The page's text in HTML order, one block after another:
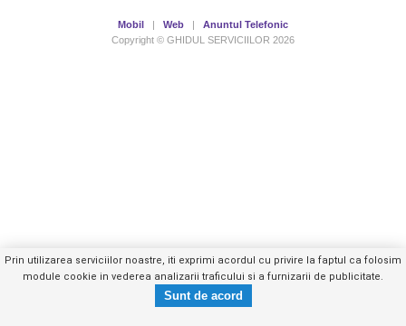
Trimite mesaj privat
Mobil | Web | Anuntul Telefonic
Copyright © GHIDUL SERVICIILOR 2026
Prin utilizarea serviciilor noastre, iti exprimi acordul cu privire la faptul ca folosim
module cookie in vederea analizarii traficului si a furnizarii de publicitate.